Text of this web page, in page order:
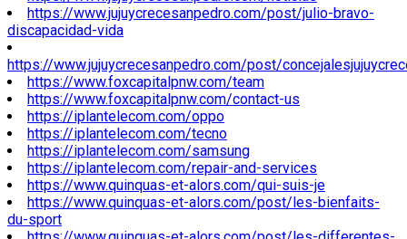
https://www.jujuycrecesanpedro.com/post/julio-bravo-
discapacidad-vida
https://www.jujuycrecesanpedro.com/post/
https://www.foxcapitalpnw.com/team
https://www.foxcapitalpnw.com/contact-us
https://iplantelecom.com/oppo
https://iplantelecom.com/tecno
https://iplantelecom.com/samsung
https://iplantelecom.com/repair-and-services
https://www.quinquas-et-alors.com/qui-suis-je
https://www.quinquas-et-alors.com/post/les-bienfaits-
du-sport